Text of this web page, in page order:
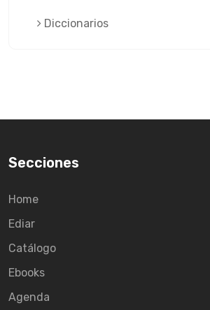
Diccionarios
Secciones
Home
Ediar
Catálogo
Ebooks
Agenda